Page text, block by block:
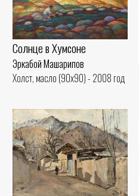
Солнце в Хумсоне
Эркабой Машарипов
Холст, масло (90x90) - 2008 год